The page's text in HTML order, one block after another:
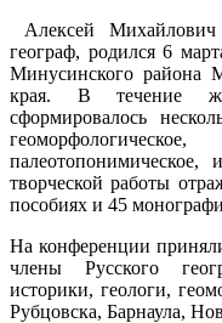
Алексей Михайлович
географ, родился 6
Минусинского района
края. В течение
сформировалось
палеотопонимическое,
творческой работы
пособиях и 45
На конференции
члены Русского
историки, геологи,
Рубцовска, Барнаула,